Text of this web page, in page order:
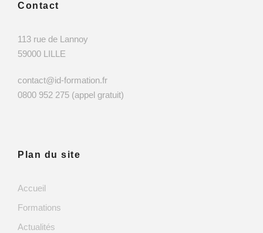
Contact
113 rue de Lannoy
59000 LILLE
contact@id-formation.fr
0800 952 275 (appel gratuit)
Plan du site
Accueil
Formations
Actualités